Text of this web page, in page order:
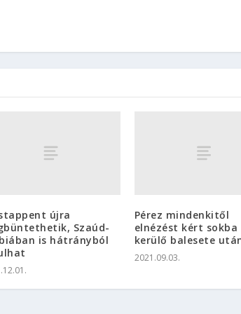
újra
Szaúd-
is hátrányból
Pérez mindenkitől
elnézést kért sokba
kerülő balesete
2021.09.03.